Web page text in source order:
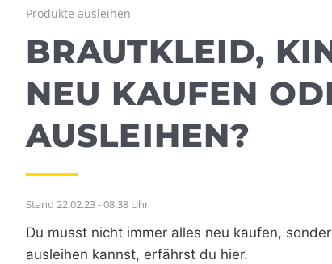
Produkte ausleihen
BRAUTKLEID,
NEU KAUFEN
AUSLEIHEN?
Stand 22.02.23 - 08:38 Uhr
Du musst nicht immer alles neu kaufen,
ausleihen kannst, erfährst du hier.